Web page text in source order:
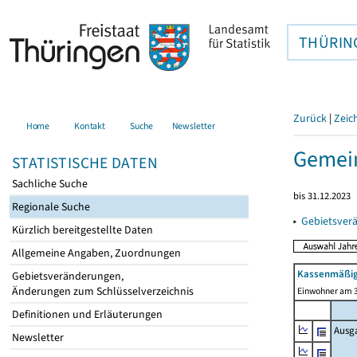
Home Kontakt Suche Newsletter
STATISTISCHE DATEN
Sachliche Suche
Regionale Suche
Kürzlich bereitgestellte Daten
Allgemeine Angaben, Zuordnungen
Gebietsveränderungen,
Änderungen zum Schlüsselverzeichnis
Definitionen und Erläuterungen
Newsletter
Zurück |
bis 31.12.2023
▸
Einwohner am